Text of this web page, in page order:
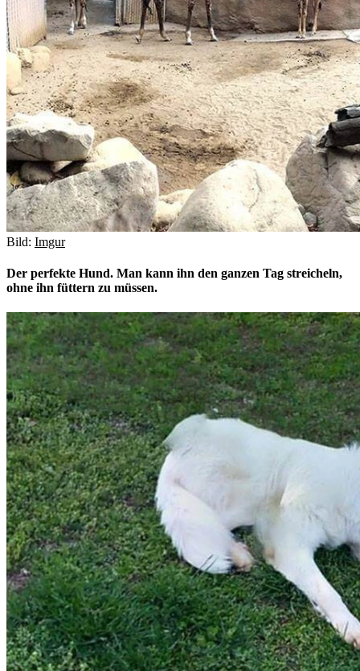
Bild: Imgur
Der perfekte Hund. Man kann ihn den ganzen Tag streicheln,
ohne ihn füttern zu müssen.